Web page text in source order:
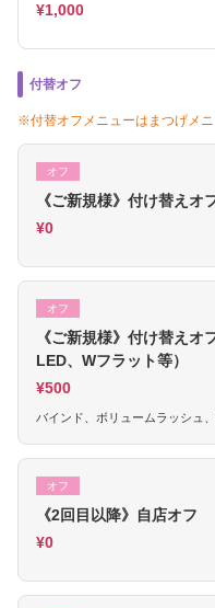
¥1,000
付替オフ
※付替オフメニューはまつげメニ
オフ
《ご新規様》付け替えオ
¥0
オフ
《ご新規様》付け替えオ
LED、Wフラット等）
¥500
バインド、ボリュームラッシュ
オフ
《2回目以降》自店オフ
¥0